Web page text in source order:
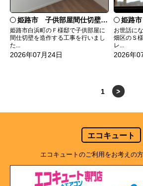
姫路市 子供部屋間仕切壁造作
姫路市白浜町のＦ様邸で子供部屋に
間仕切壁を造作する工事を行いまし
た...
2026年07月24日
姫路
お世話に
畑区のＳ
レ...
2026年
1 >
エコキュート
エコキュートのご利用をお考えの